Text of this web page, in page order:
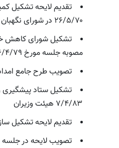
۲۶/۵/۷۰ در شورای نگهبان تصویب شد) و تصویب آئین نامه اجرایی آن در جلسه مورخ ۱۲/۲/۷۲ هیئت وزیران
تشکیل شورای کاهش
مصوبه جلسه مورخ ۲۶/۴/۷۹ هیئت وزیران
تصویب طرح جامع امداد و نجات
تشکیل ستاد پیشگیری
۷/۴/۸۳ هیئت وزیران
تقدیم لایحه تشکیل
تصویب لایحه در جلسه مورخ